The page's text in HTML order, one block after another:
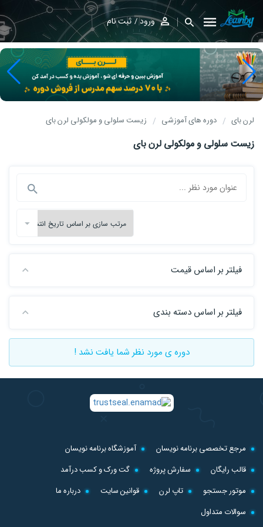
ورود ثبت نام
لرن بای دوره های آموزشی زیست سلولی و مولکولی لرن بای
زیست سلولی و مولکولی لرن بای
فیلتر بر اساس قیمت
فیلتر بر اساس دسته بندی
دوره ی مورد نظر شما یافت نشد !
مرجع تخصصی برنامه نویسان
آموزشگاه برنامه نویسان
قالب رایگان
سفارش پروژه
گت ورک و کسب درآمد
موتور جستجو
تاپ لرن قوانین سایت
درباره ما
سوالات متداول